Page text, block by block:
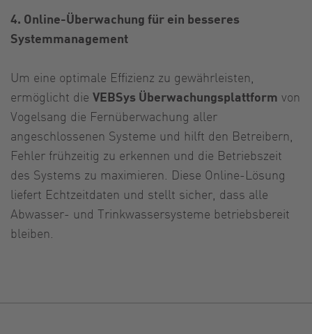
4. Online-Überwachung für ein besseres
Systemmanagement
Um eine optimale Effizienz zu gewährleisten,
ermöglicht die VEBSys Überwachungsplattform von
Vogelsang die Fernüberwachung aller
angeschlossenen Systeme und hilft den Betreibern,
Fehler frühzeitig zu erkennen und die Betriebszeit
des Systems zu maximieren. Diese Online-Lösung
liefert Echtzeitdaten und stellt sicher, dass alle
Abwasser- und Trinkwassersysteme betriebsbereit
bleiben.